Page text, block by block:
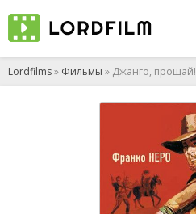
Lordfilms» Фильмы » Джанго, прощай!